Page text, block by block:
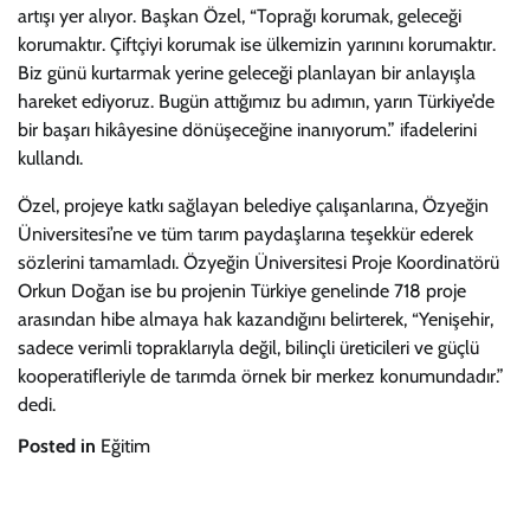
artışı yer alıyor. Başkan Özel, “Toprağı korumak, geleceği
korumaktır. Çiftçiyi korumak ise ülkemizin yarınını korumaktır.
Biz günü kurtarmak yerine geleceği planlayan bir anlayışla
hareket ediyoruz. Bugün attığımız bu adımın, yarın Türkiye’de
bir başarı hikâyesine dönüşeceğine inanıyorum.” ifadelerini
kullandı.
Özel, projeye katkı sağlayan belediye çalışanlarına, Özyeğin
Üniversitesi’ne ve tüm tarım paydaşlarına teşekkür ederek
sözlerini tamamladı. Özyeğin Üniversitesi Proje Koordinatörü
Orkun Doğan ise bu projenin Türkiye genelinde 718 proje
arasından hibe almaya hak kazandığını belirterek, “Yenişehir,
sadece verimli topraklarıyla değil, bilinçli üreticileri ve güçlü
kooperatifleriyle de tarımda örnek bir merkez konumundadır.”
dedi.
Posted in Eğitim